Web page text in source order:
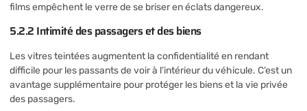
films empêchent le verre de se briser en éclats dangereux.
5.2.2 Intimité des passagers et des biens
Les vitres teintées augmentent la confidentialité en rendant
difficile pour les passants de voir à l’intérieur du véhicule. C’est un
avantage supplémentaire pour protéger les biens et la vie privée
des passagers.